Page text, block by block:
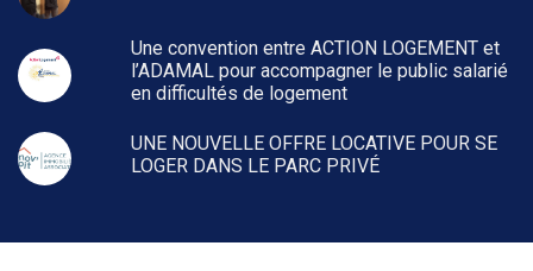
Une convention entre ACTION LOGEMENT et
l’ADAMAL pour accompagner le public salarié
en difficultés de logement
UNE NOUVELLE OFFRE LOCATIVE POUR SE
LOGER DANS LE PARC PRIVÉ